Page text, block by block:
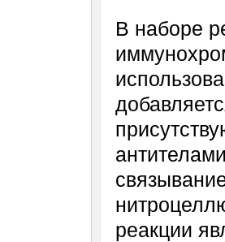
В наборе
реакции